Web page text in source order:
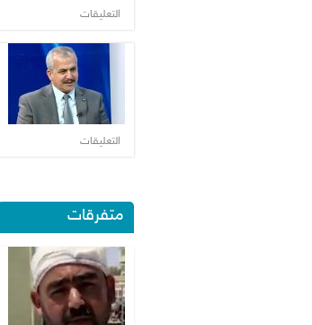
التعليقات
التعليقات
متفرقات